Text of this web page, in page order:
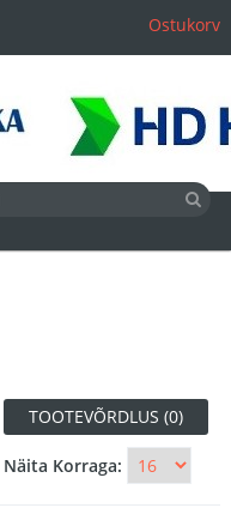
Ostukorv
TOOTEVÕRDLUS (0)
Näita Korraga: